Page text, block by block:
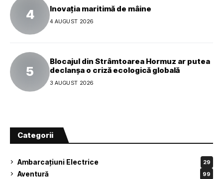
Inovația maritimă de mâine
4 AUGUST 2026
Blocajul din Strâmtoarea Hormuz ar putea
declanșa o criză ecologică globală
3 AUGUST 2026
Categorii
Ambarcațiuni Electrice 29
Aventură 99